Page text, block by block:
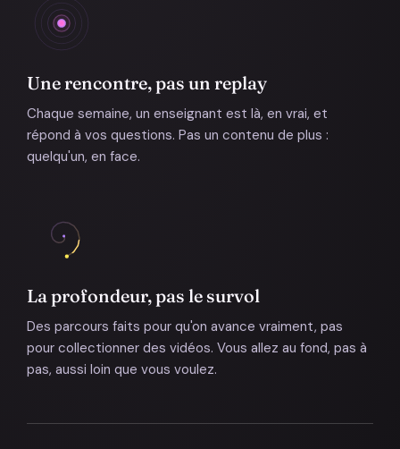
Une rencontre, pas un replay
Chaque semaine, un enseignant est là, en vrai, et
répond à vos questions. Pas un contenu de plus :
quelqu'un, en face.
La profondeur, pas le survol
Des parcours faits pour qu'on avance vraiment, pas
pour collectionner des vidéos. Vous allez au fond, pas à
pas, aussi loin que vous voulez.